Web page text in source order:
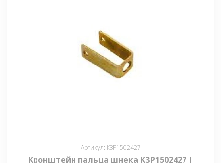
Артикул: КЗР1502427
Кронштейн пальца шнека КЗР1502427 |